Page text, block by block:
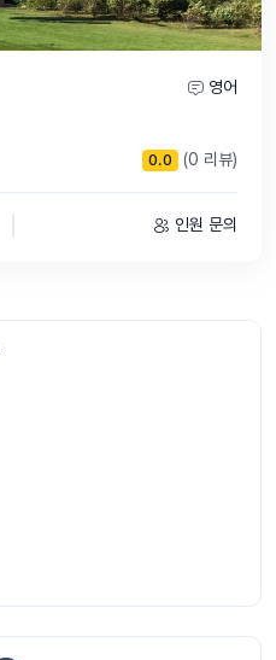
영어
0.0 (0 리뷰)
인원 문의